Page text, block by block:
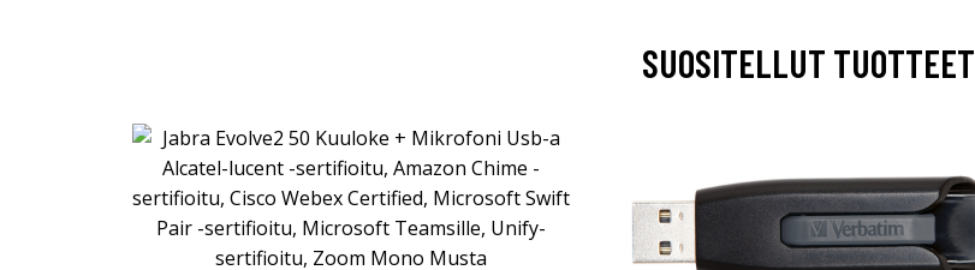
SUOSITELLUT TUOTTEET